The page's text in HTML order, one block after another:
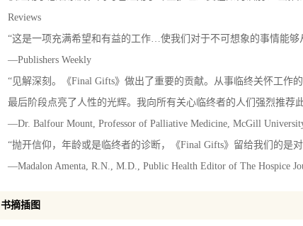
Reviews
“这是一项充满希望和有益的工作…使我们对于不可想象的事情能够
—Publishers Weekly
“见解深刻。《Final Gifts》做出了重要的贡献。从事临终关怀工作
最后阶段点亮了人性的光辉。我向所有关心临终者的人们强烈推
—Dr. Balfour Mount, Professor of Palliative Medicine, McGill
“抛开信仰，年龄或是临终者的诊断，《Final Gifts》留给我们的
—Madalon Amenta, R.N., M.D., Public Health Editor of The Hospice
书摘插图